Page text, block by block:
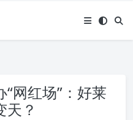
网红场”：好莱
天？